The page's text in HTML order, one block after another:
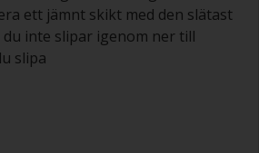
med lämpligt lösningsmedel
grundligt innan du använder dem
penslar som krävs för
ett jämnt skikt med den slätast
inte slipar igenom ner till
slipa